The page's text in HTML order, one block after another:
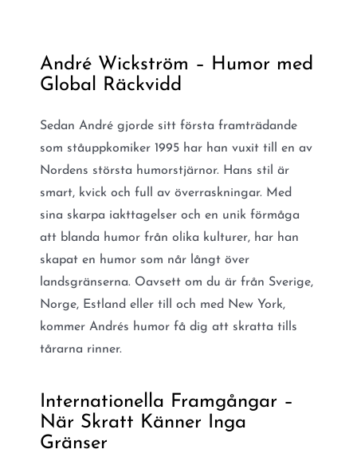
André Wickström – Humor med
Global Räckvidd
Sedan André gjorde sitt första framträdande
som ståuppkomiker 1995 har han vuxit till en av
Nordens största humorstjärnor. Hans stil är
smart, kvick och full av överraskningar. Med
sina skarpa iakttagelser och en unik förmåga
att blanda humor från olika kulturer, har han
skapat en humor som når långt över
landsgränserna. Oavsett om du är från Sverige,
Norge, Estland eller till och med New York,
kommer Andrés humor få dig att skratta tills
tårarna rinner.
Internationella Framgångar –
När Skratt Känner Inga
Gränser